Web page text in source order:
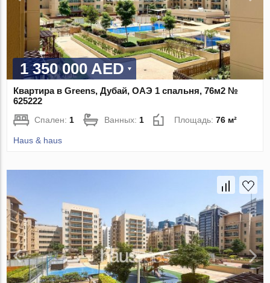
1 350 000 AED
Квартира в Greens, Дубай, ОАЭ 1 спальня, 76м2 №
625222
Спален:1 Ванных:1 Площадь:76 м²
Haus & haus